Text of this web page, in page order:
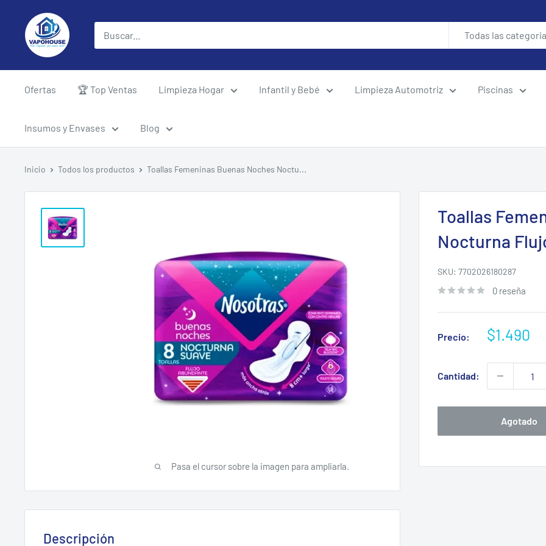
directamente
contenido
vapohouse
Todas las
Ofertas 🏆 Top Ventas Limpieza Hogar Infantil y Bebé Limpieza Automotriz Piscinas
Insumos y Envases Blog
Inicio Todos los productos Toallas Femeninas Buenas Noches Noctu...
Pasa el cursor sobre la imagen para ampliarla.
Toallas
Nocturna
SKU: 7702026180287
0 reseña
Precio:
Precio
venta
$1.490
Cantidad:
Agotado
Descripción